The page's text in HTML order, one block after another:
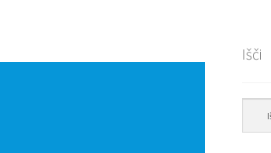
Išči